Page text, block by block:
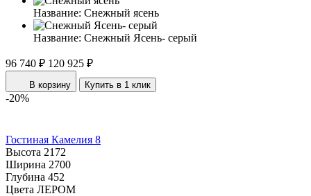
Название: Снежный ясень
Название: Снежный Ясень- серый
96 740 ₽ 120 925 ₽
В корзину Купить в 1 клик
-20%
Гостиная Камелия 8
Высота 2172
Ширина 2700
Глубина 452
Цвета ЛЕРОМ